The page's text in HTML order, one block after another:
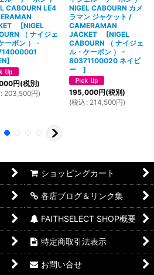
CABOURN LE4
[NIGEL
（ ナイジェ
ーボン ） -
]
円(税別)
: 203,500円)
NIGEL CABOURN カメ
ラマン ジャケット /
CAMERAMAN
JACKET
[NIGEL
CABOURN （ ナイジェ
ル・ケーボン ） -
80371100020 ネイビ
ー ]
195,000円(税別)
(税込 : 214,500円)
ショッピングカート
各店ブログ＆リンク集
FAITHSELECT SHOP概要
特定商取引法表示
お問い合せ